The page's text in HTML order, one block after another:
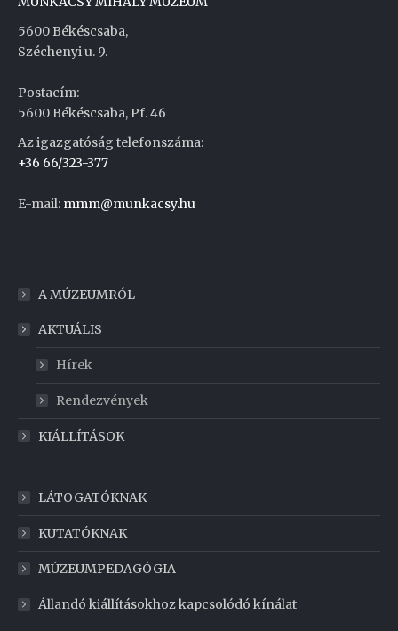
5600 Békéscsaba,
Széchenyi u. 9.
Postacím:
5600 Békéscsaba, Pf. 46
Az igazgatóság telefonszáma:
+36 66/323-377
E-mail: mmm@munkacsy.hu
A MÚZEUMRÓL
AKTUÁLIS
Hírek
Rendezvények
KIÁLLÍTÁSOK
LÁTOGATÓKNAK
KUTATÓKNAK
MÚZEUMPEDAGÓGIA
Állandó kiállításokhoz kapcsolódó kínálat